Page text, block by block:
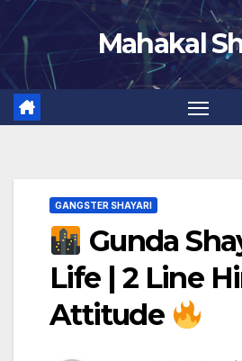
Skip
content
Mahakal
GANGSTER SHAYARI
Gunda
Life | 2 Line
Attitude